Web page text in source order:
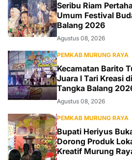
Seribu Riam
Umum Festival
Balang 2026
Agustus 08, 2026
PEMKAB MURUNG RAYA
Kecamatan Barito
Juara I Tari Kreasi
Tangka Balang
Agustus 08, 2026
PEMKAB MURUNG RAYA
Bupati Heriyus
Dorong Produk
Kreatif Murung